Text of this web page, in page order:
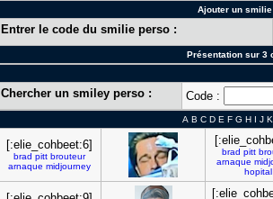
Ajouter un
Entrer le code du smilie perso :
Présentation sur 3
Chercher un smiley perso : Code :
A B C D E F G H I J K
[:elie_cohbeet:6]
brad pitt brouteur
arnaque midjourney
brad pitt
arnaque
hopital